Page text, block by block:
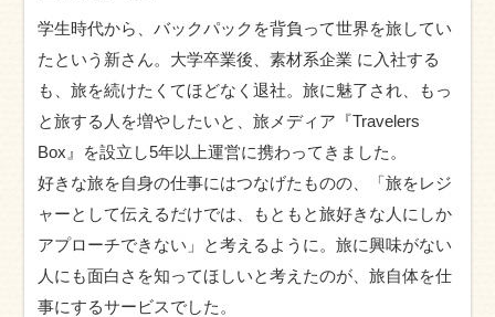
学生時代から、バックパックを背負って世界を旅してい
たという新さん。大学卒業後、素材系企業 に入社する
も、旅を続けたくてほどなく退社。旅に魅了され、もっ
と旅する人を増やしたいと、旅メディア『Travelers
Box』を設立し5年以上運営に携わってきました。
好きな旅を自身の仕事にはつなげたものの、「旅をレジ
ャーとして伝えるだけでは、もともと旅好きな人にしか
アプローチできない」と考えるように。旅に興味がない
人にも面白さを知ってほしいと考えたのが、旅自体を仕
事にするサービスでした。